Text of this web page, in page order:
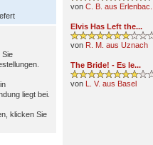
Sie
liegt bei.
klicken Sie
von C. B. aus Erlenbac...
Elvis Has Left the...
von R. M. aus Uznach
The Bride! - Es le...
von L. V. aus Basel